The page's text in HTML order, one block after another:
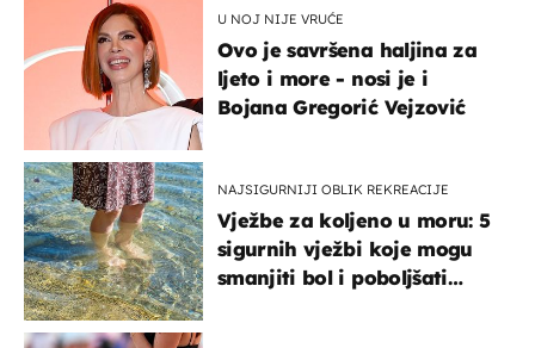
U NOJ NIJE VRUĆE
Ovo je savršena haljina za
ljeto i more - nosi je i
Bojana Gregorić Vejzović
NAJSIGURNIJI OBLIK REKREACIJE
Vježbe za koljeno u moru: 5
sigurnih vježbi koje mogu
smanjiti bol i poboljšati